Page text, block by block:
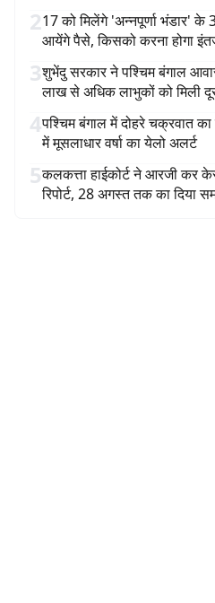
217 को मिलेंगे 'अन्नपूर्णा भंडार'
आयेंगे पैसे, किसको करना होगा
3शुभेंदु सरकार ने पश्चिम बंगाल
लाख से अधिक लाभुकों को मिली
4पश्चिम बंगाल में दोहरे चक्रवात
में मूसलाधार वर्षा का येलो अलर्ट
5कलकत्ता हाईकोर्ट ने आरजी कर
रिपोर्ट, 28 अगस्त तक का दिया